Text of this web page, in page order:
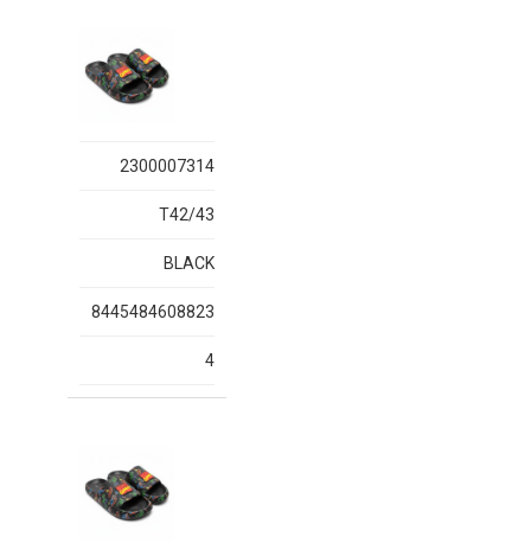
2300007314
T42/43
BLACK
8445484608823
4